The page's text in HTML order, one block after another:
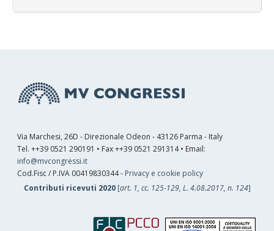
Via Marchesi, 26D - Direzionale Odeon - 43126 Parma - Italy
Tel. ++39 0521 290191 • Fax ++39 0521 291314 • Email:
info@mvcongressi.it
Cod.Fisc / P.IVA 00419830344 - Privacy e cookie policy
Contributi ricevuti 2020[art. 1, cc. 125-129, L. 4.08.2017, n. 124]